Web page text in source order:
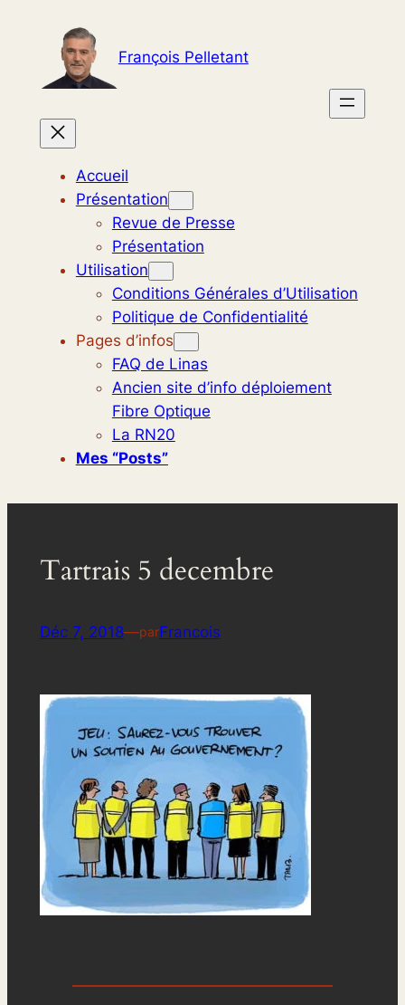
contenu
François Pelletant
Accueil
Présentation
Revue de Presse
Présentation
Utilisation
Conditions Générales d’Utilisation
Politique de Confidentialité
Pages d’infos
FAQ de Linas
Ancien site d’info déploiement
Fibre Optique
La RN20
Mes “posts”
Tartrais 5 decembre
Déc 7, 2018—parFrancois